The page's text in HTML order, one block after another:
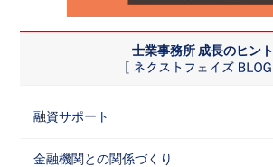
士業事務所 成長のヒント
融資サポート
金融機関との関係づくり